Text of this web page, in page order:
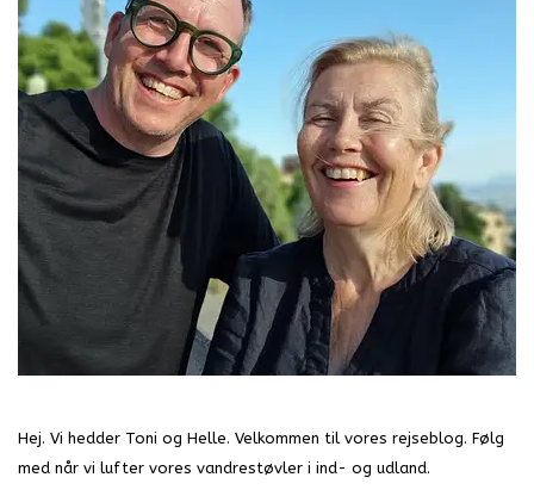
Hej. Vi hedder Toni og Helle. Velkommen til vores rejseblog. Følg
med når vi lufter vores vandrestøvler i ind- og udland.